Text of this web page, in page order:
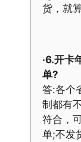
货，就
·6.开卡
单?
答:各个
制都有
符合，
单;不发